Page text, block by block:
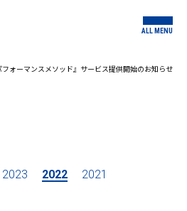
ALL MENU
フォーマンスメソッド』サービス提供開始のお知らせ
2023 2022 2021